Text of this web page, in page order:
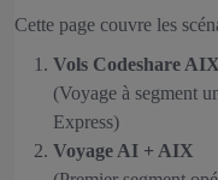
Cette page couvre les
Vols Codeshare
(Voyage à segment
Express)
Voyage AI + AIX